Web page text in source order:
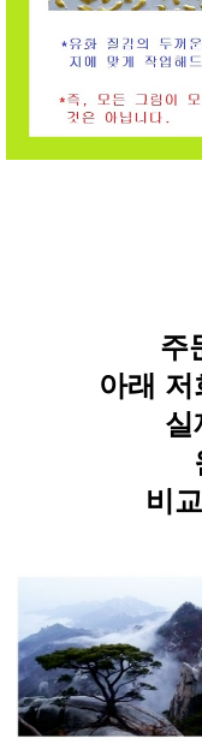
주
아래
실
비